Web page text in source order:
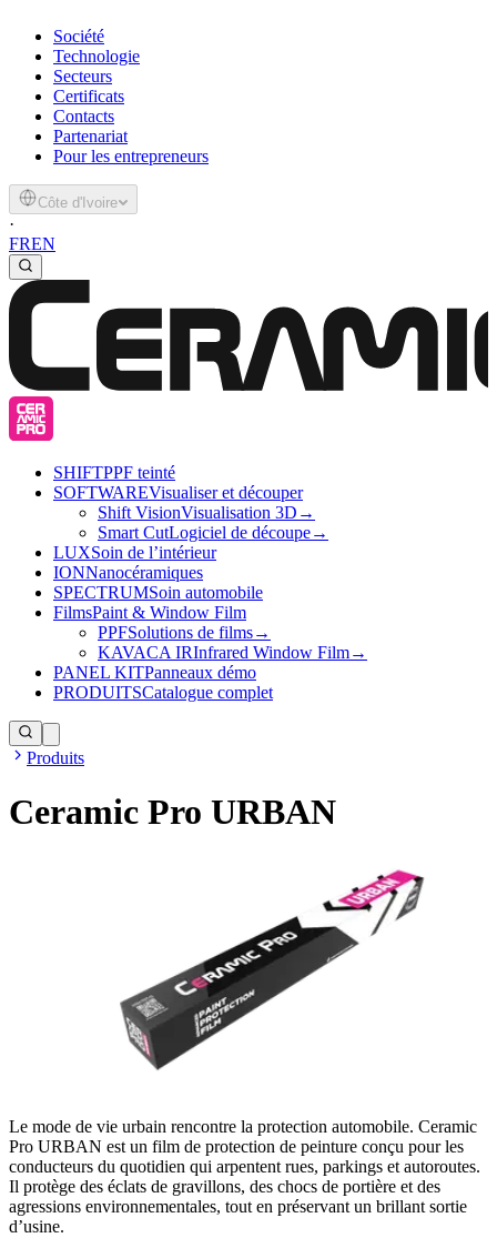
Société
Technologie
Secteurs
Certificats
Contacts
Partenariat
Pour les entrepreneurs
Côte d'Ivoire
·
FREN
SHIFTPPF teinté
SOFTWAREVisualiser et découper
Shift VisionVisualisation 3D →
Smart CutLogiciel de découpe→
LUXSoin de l’intérieur
IONNanocéramiques
SPECTRUMSoin automobile
FilmsPaint & Window Film
PPFSolutions de films→
KAVACA IRInfrared Window Film→
PANEL KITPanneaux démo
PRODUITSCatalogue complet
Produits
Ceramic Pro URBAN
Le mode de vie urbain rencontre la protection automobile. Ceramic
Pro URBAN est un film de protection de peinture conçu pour les
conducteurs du quotidien qui arpentent rues, parkings et autoroutes.
Il protège des éclats de gravillons, des chocs de portière et des
agressions environnementales, tout en préservant un brillant sortie
d’usine.